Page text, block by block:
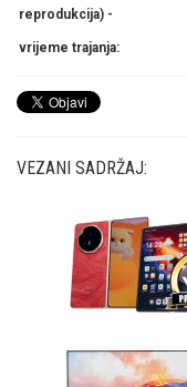
reprodukcija) -
vrijeme trajanja:
VEZANI SADRŽAJ: